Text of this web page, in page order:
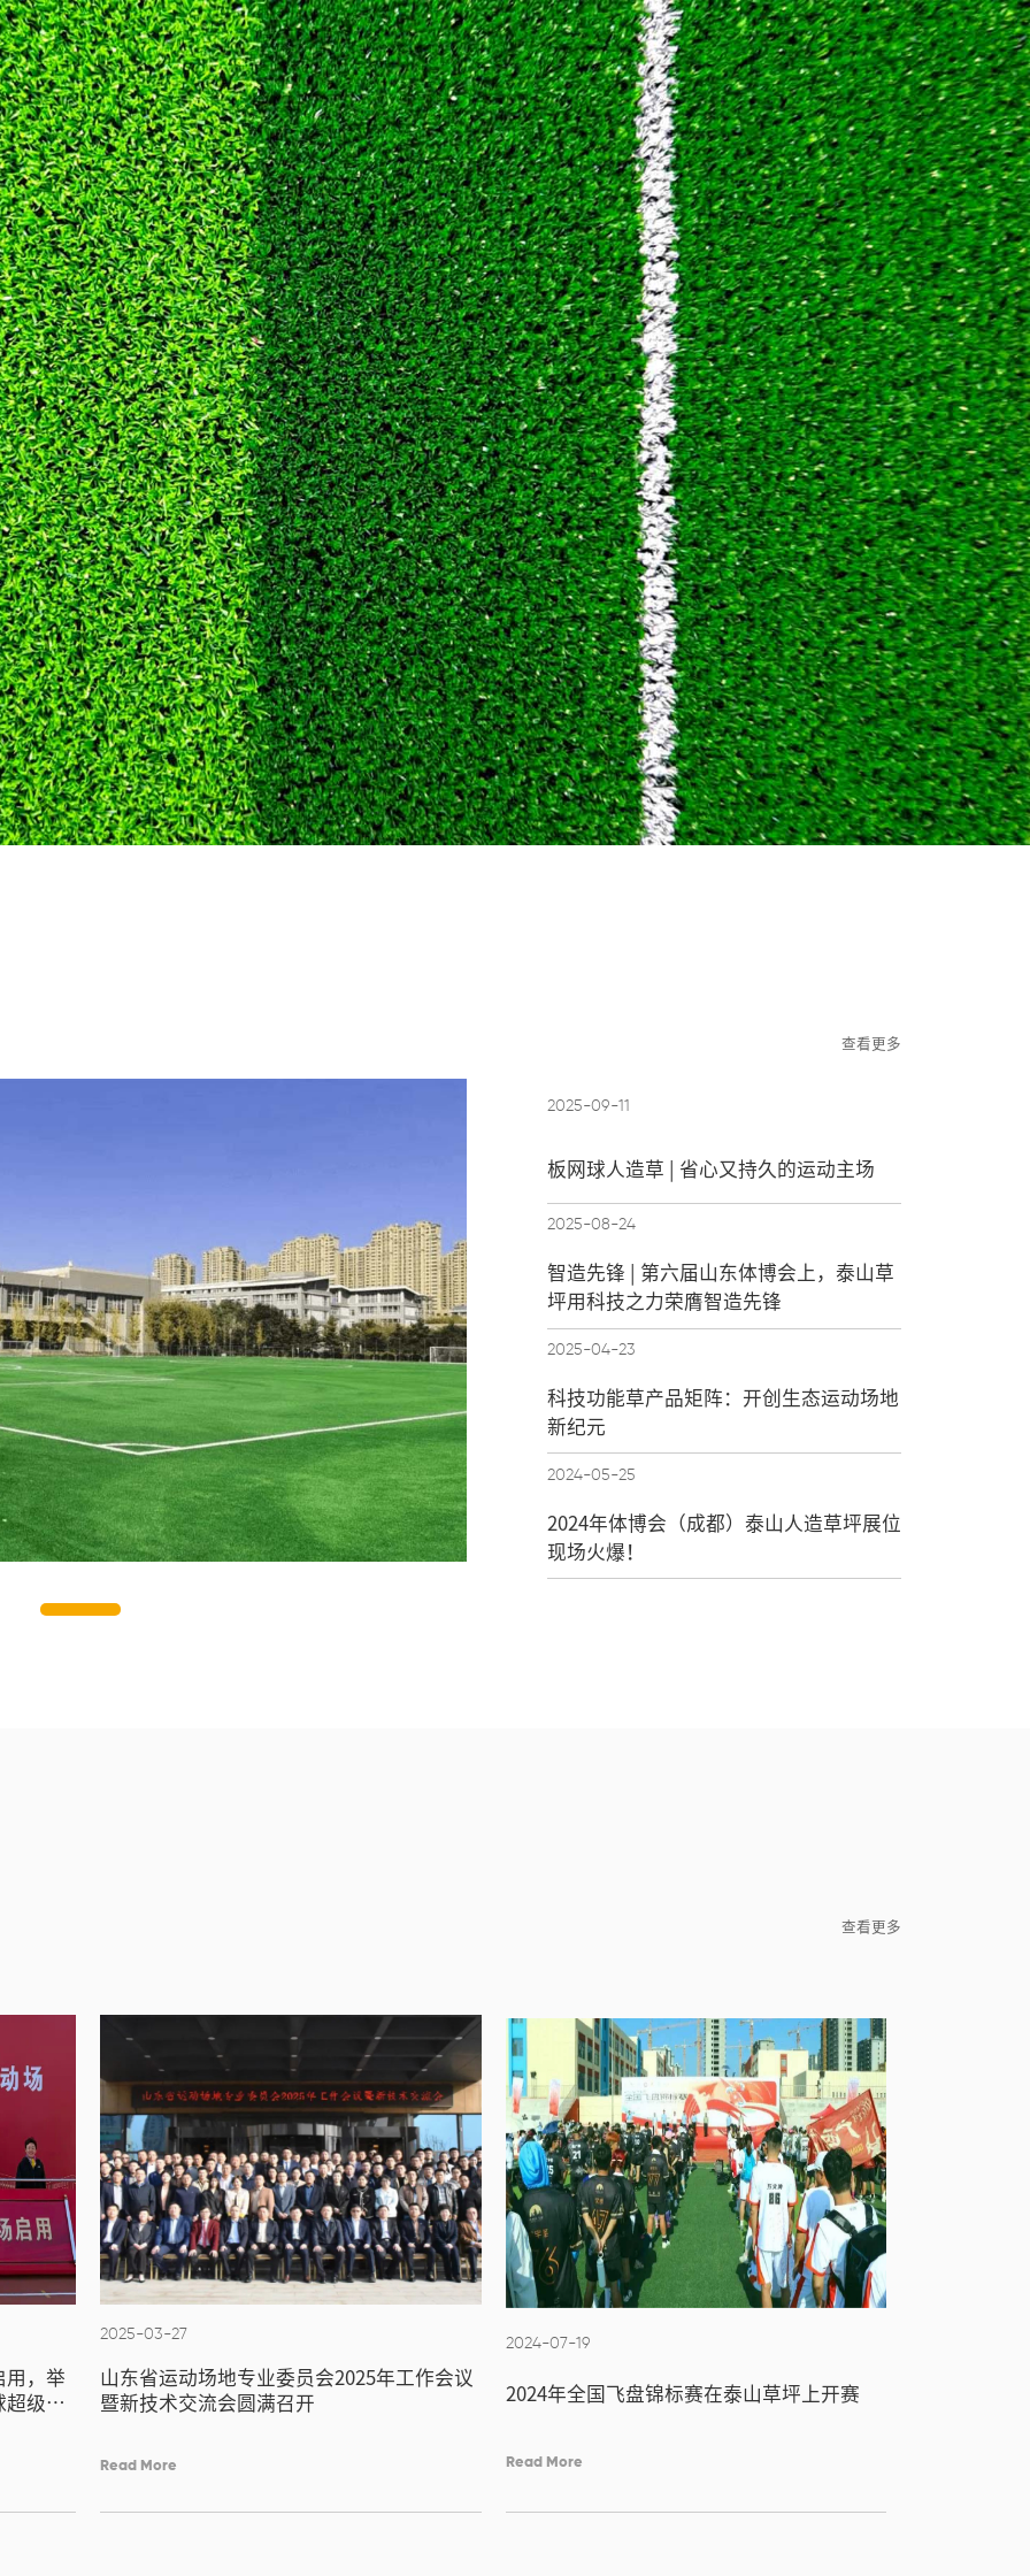
查看更多
2025-09-11
板网球人造草 | 省心又持久的运动主场
2025-08-24
智造先锋 | 第六届山东体博会上，泰山草
坪用科技之力荣膺智造先锋
2025-04-23
科技功能草产品矩阵：开创生态运动场地
新纪元
2024-05-25
2024年体博会（成都）泰山人造草坪展位
现场火爆！
查看更多
用，举
级联
2025-03-27
山东省运动场地专业委员会2025年工作会议
暨新技术交流会圆满召开
Read More
2024-07-19
2024年全国飞盘锦标赛在泰山草坪上开赛
Read More